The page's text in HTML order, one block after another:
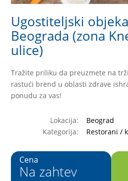
Ugostiteljski
Beograda (zona
ulice)
Tražite priliku da preuzmete na
rastući brend u oblasti zdrave
ponudu za vas!
Lokacija:
Beograd
Kategorija:
Restorani /
Cena
Na zahtev